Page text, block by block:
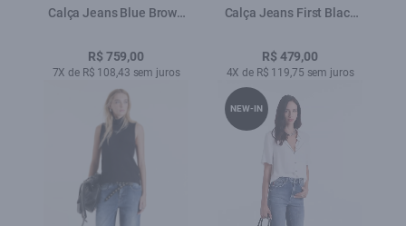
Calça Jeans Blue Brown
Transpasse 2030-
Lav.Black C/ Luva
R$ 759,00
7X de R$ 108,43 sem juros
Calça Jeans First Black
R$ 479,00
4X de R$ 119,75 sem juros
NEW-IN